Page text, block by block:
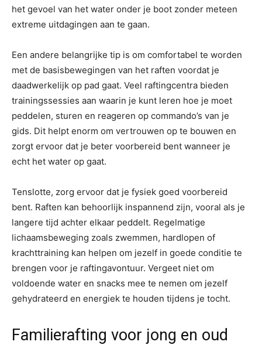
het gevoel van het water onder je boot zonder meteen
extreme uitdagingen aan te gaan.
Een andere belangrijke tip is om comfortabel te worden
met de basisbewegingen van het raften voordat je
daadwerkelijk op pad gaat. Veel raftingcentra bieden
trainingssessies aan waarin je kunt leren hoe je moet
peddelen, sturen en reageren op commando’s van je
gids. Dit helpt enorm om vertrouwen op te bouwen en
zorgt ervoor dat je beter voorbereid bent wanneer je
echt het water op gaat.
Tenslotte, zorg ervoor dat je fysiek goed voorbereid
bent. Raften kan behoorlijk inspannend zijn, vooral als je
langere tijd achter elkaar peddelt. Regelmatige
lichaamsbeweging zoals zwemmen, hardlopen of
krachttraining kan helpen om jezelf in goede conditie te
brengen voor je raftingavontuur. Vergeet niet om
voldoende water en snacks mee te nemen om jezelf
gehydrateerd en energiek te houden tijdens je tocht.
Familierafting voor jong en oud